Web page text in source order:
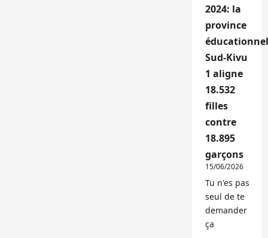
2024: la
province
Sud-Kivu
1 aligne
18.532
filles
contre
18.895
garçons
15/06/2026
Tu n'es pas
seul de te
demander
ça